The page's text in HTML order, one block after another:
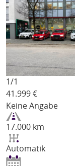
1/1
41.999 €
Keine Angabe
17.000 km
Automatik